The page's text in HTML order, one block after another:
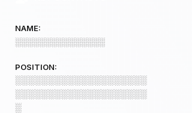
NAME:
░░░░░░░░░░░░░░░
POSITION:
░░░░░░░░░░░░░░░░░░░░
░░░░░░░░░░░░░░░░░░░░
░